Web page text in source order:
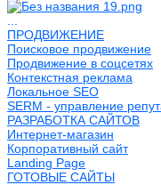
ПРОДВИЖЕНИЕ
Поисковое продвижение
Продвижение в соцсетях
Контекстная реклама
Локальное SEO
SERM - управление
РАЗРАБОТКА САЙТОВ
Интернет-магазин
Корпоративный сайт
Landing Page
ГОТОВЫЕ САЙТЫ